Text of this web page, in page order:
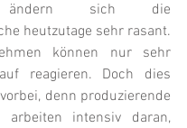
ändern sich die
heutzutage sehr rasant.
können nur sehr
reagieren. Doch dies
denn produzierende
arbeiten intensiv daran,